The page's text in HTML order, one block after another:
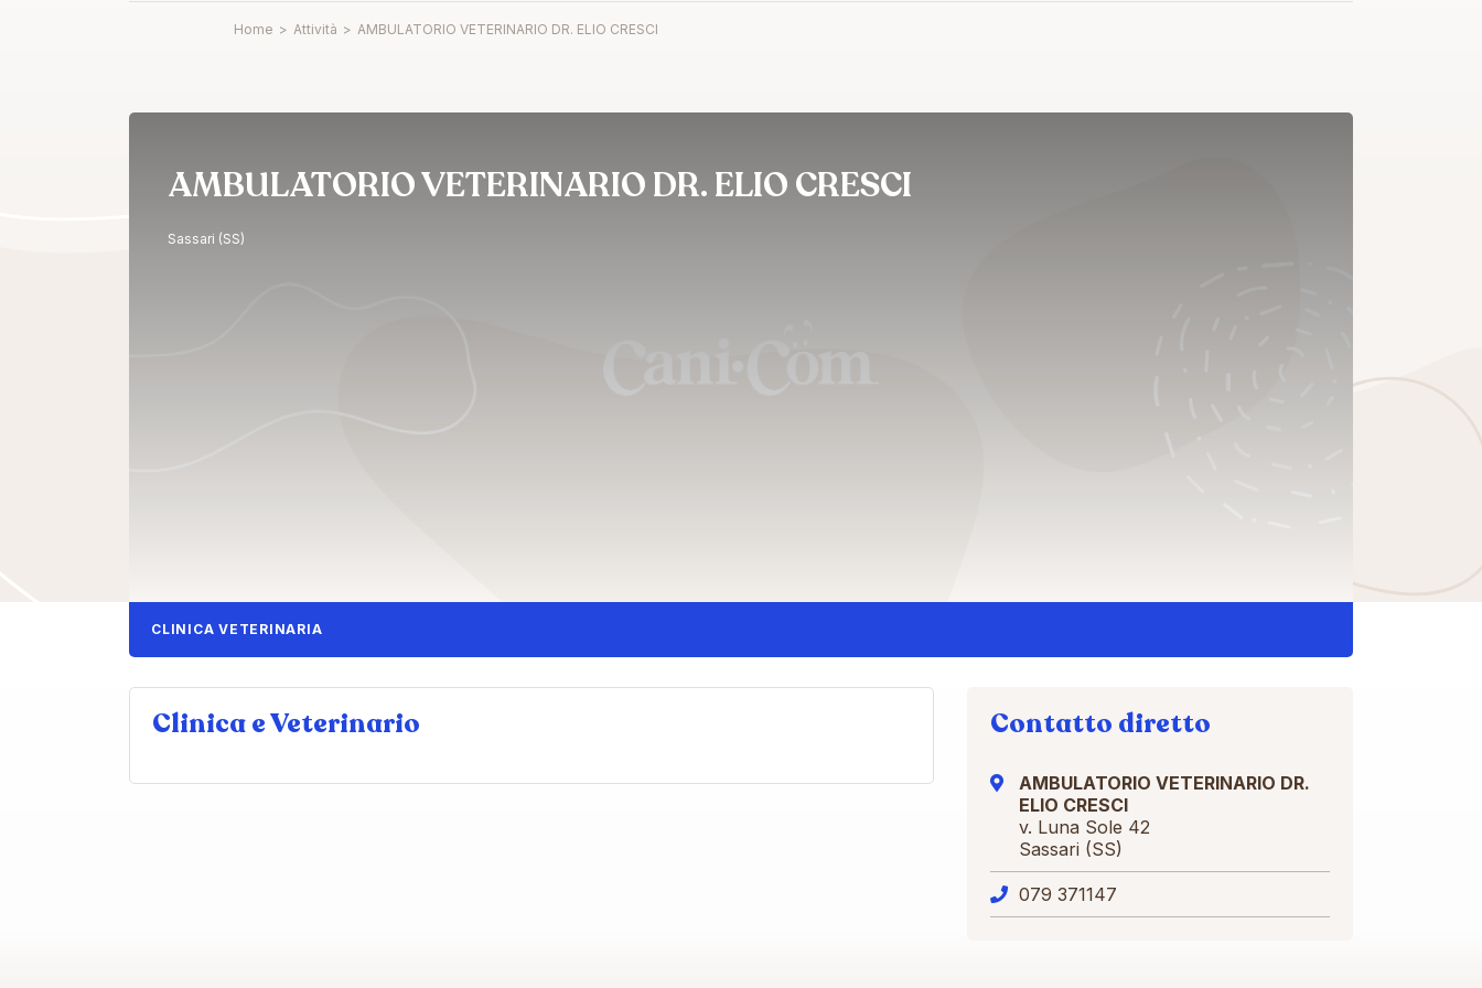
Home > Attività > AMBULATORIO VETERINARIO DR. ELIO CRESCI
AMBULATORIO VETERINARIO DR. ELIO CRESCI
Sassari (SS)
CLINICA VETERINARIA
Clinica e Veterinario Contatto diretto
AMBULATORIO VETERINARIO DR.
ELIO CRESCI
v. Luna Sole 42
Sassari (SS)
079 371147